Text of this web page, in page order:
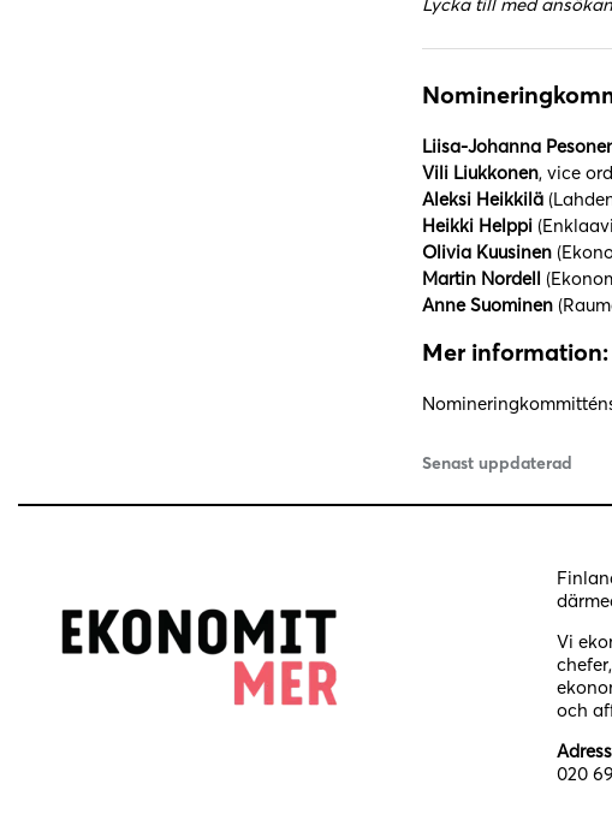
Liisa-Johanna
Vili Liukkonen, vice
Aleksi Heikkilä
Heikki Helppi
Olivia Kuusinen
Martin Nordell
Anne Suominen
Mer information:
Senast uppdaterad
Vi
och
020